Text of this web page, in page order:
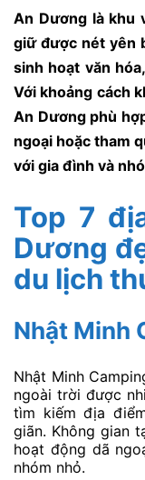
An Dương là khu
giữ được nét yên
sinh hoạt văn
Với khoảng cách
An Dương phù
ngoại hoặc tham
với gia đình và
Top 7
Dương
du lịch
Nhật Minh
Nhật Minh
ngoài trời được
tìm kiếm địa
giãn. Không gian
hoạt động dã
nhóm nhỏ.